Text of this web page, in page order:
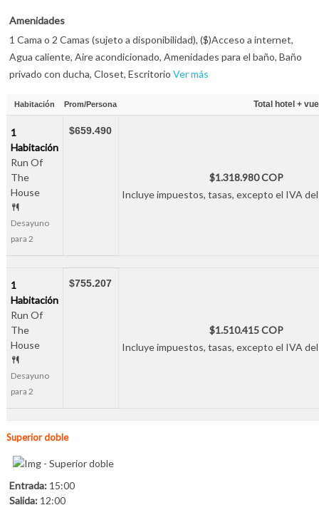
Amenidades
1 Cama o 2 Camas (sujeto a disponibilidad), ($)Acceso a internet,
Agua caliente, Aire acondicionado, Amenidades para el baño, Baño
privado con ducha, Closet, EscritorioVer más
Habitación Prom/Persona Total hotel +
1
Habitación
Run Of
The
House
Desayuno
para 2
$659.490
$1.318.980 COP
Incluye impuestos, tasas, excepto el IVA
1
Habitación
Run Of
The
House
Desayuno
para 2
$755.207
$1.510.415 COP
Incluye impuestos, tasas, excepto el IVA
Superior doble
Entrada: 15:00
Salida: 12:00